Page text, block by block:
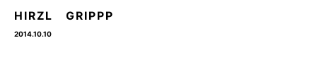
HIRZL GRIPPP
2014.10.10